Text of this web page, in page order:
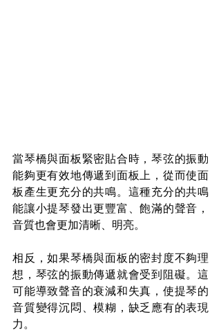
當琴橋與面板緊密貼合時，琴弦的振動
能夠更有效地傳遞到面板上，從而使面
板產生更充分的共鳴。這種充分的共鳴
能讓小提琴發出更豐富、飽滿的聲音，
音質也會更加清晰、明亮。
相反，如果琴橋與面板的密封度不夠理
想，琴弦的振動傳遞就會受到阻礙。這
可能導致聲音的衰減和失真，使提琴的
音質變得沉悶、模糊，缺乏應有的表現
力。